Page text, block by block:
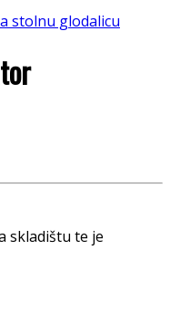
stolnu glodalicu
skladištu te je